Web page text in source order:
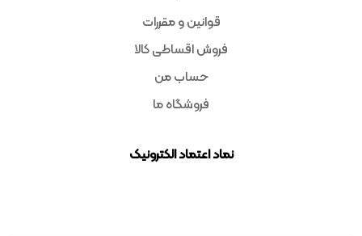
قوانین و مقررات
فروش اقساطی کالا
حساب من
فروشگاه ما
نماد اعتماد الکترونیک